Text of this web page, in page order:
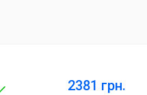
2381 грн.